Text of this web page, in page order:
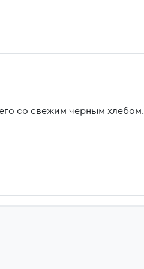
со свежим черным хлебом.